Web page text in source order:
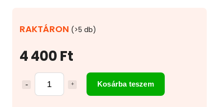
4 400 Ft
Kosárba teszem
RAKTÁRON (>5 db)